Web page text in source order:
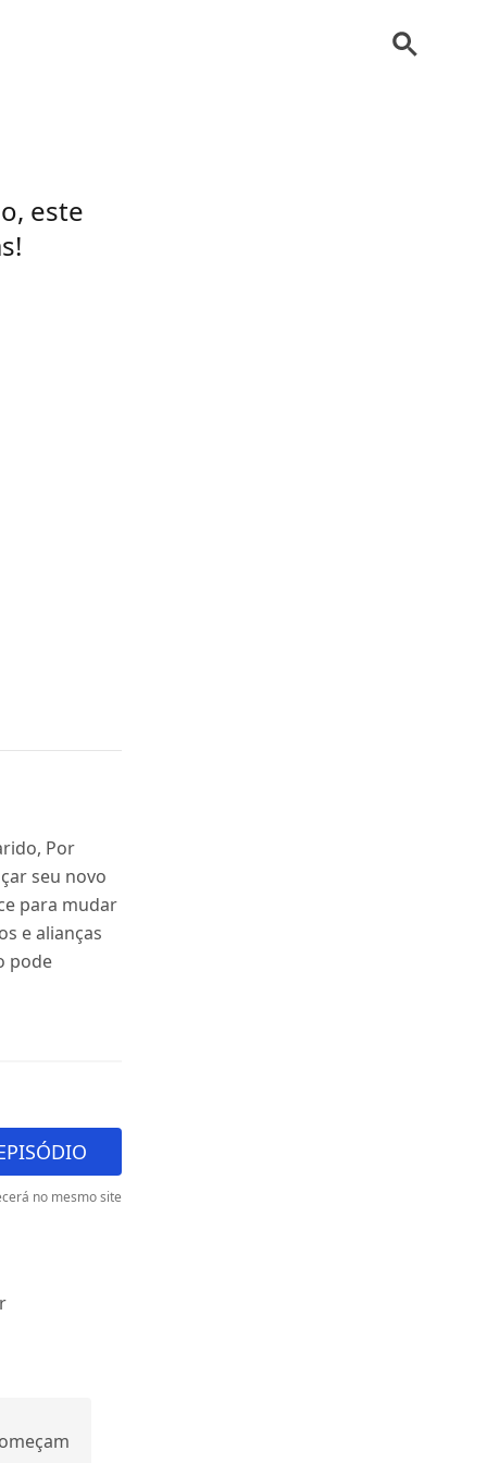
este
Por
seu novo
para mudar
e alianças
pode
no mesmo site